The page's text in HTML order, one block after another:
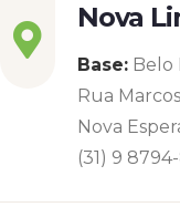
Nova
Base: Belo
Rua
Nova
(31) 9